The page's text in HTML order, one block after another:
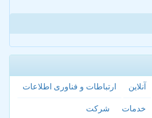
آنلاین ارتباطات و فناوری اطلاعات
خدمات شركت